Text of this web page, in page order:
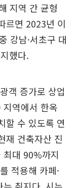
지역 간 균형
르면 2023년 이
강남·서초구 대
했다.
객 증가로 상업
역에서 한옥
할 수 있도록 연
재 건축자산 진
최대 90%까지
적용해 카페·